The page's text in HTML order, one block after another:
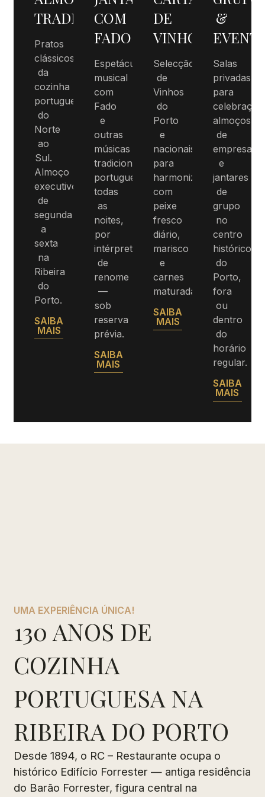
TRADICIONAL
Pratos
clássicos
da
cozinha
portuguesa,
do
Norte
ao
Sul.
Almoço
executivo
de
segunda
a
sexta
na
Ribeira
do
Porto.
SAIBA
MAIS
COM
FADO
Espetáculo
musical
com
Fado
e
outras
músicas
tradicionais
portuguesas,
todas
as
noites,
por
intérpretes
de
renome
—
sob
reserva
prévia.
SAIBA
MAIS
DE
VINHOS
Selecção
de
Vinhos
do
Porto
e
nacionais
para
harmonizar
com
peixe
fresco
diário,
marisco
e
carnes
maturadas.
SAIBA
MAIS
&
Salas
privadas
para
almoços
de
empresa
e
jantares
de
grupo
no
centro
histórico
do
Porto,
fora
ou
dentro
do
horário
regular.
SAIBA
MAIS
UMA EXPERIÊNCIA ÚNICA!
130 ANOS DE
COZINHA
PORTUGUESA NA
RIBEIRA DO PORTO
Desde 1894, o RC – Restaurante ocupa o
histórico Edifício Forrester — antiga residência
do Barão Forrester, figura central na